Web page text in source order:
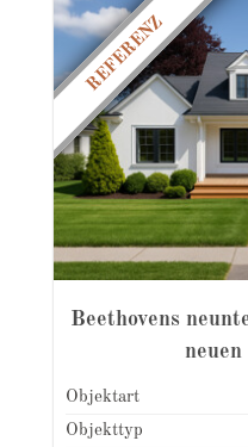
REFERENZ
Beethovens
Objektart
Objekttyp